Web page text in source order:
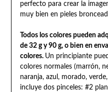
perfecto para crear la
muy bien en pieles
Todos los colores pueden
de 32 g y 90 g, o bien en
colores. Un principiante
colores normales (marrón,
naranja, azul, morado,
incluye dos pinceles: #2